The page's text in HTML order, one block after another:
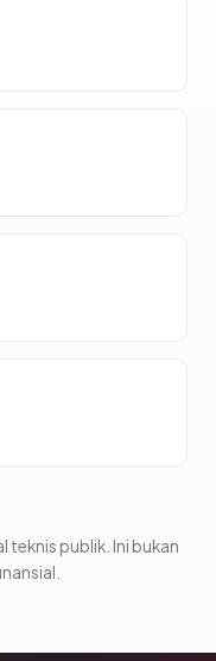
teknis publik. Ini bukan